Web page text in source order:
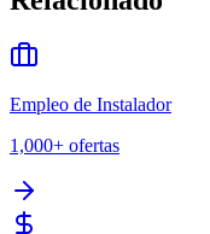
Empleo de Instalador
1,000+ ofertas